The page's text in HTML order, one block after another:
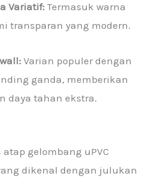
Variatif: Termasuk warna
transparan yang modern.
Varian populer dengan
ganda, memberikan
daya tahan ekstra.
gelombang uPVC
dikenal dengan julukan